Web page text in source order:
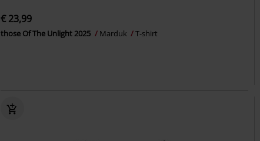
€ 23,99
those Of The Unlight 2025 Marduk T-shirt